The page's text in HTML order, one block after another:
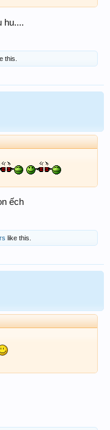
hu....
this.
ếch
like this.